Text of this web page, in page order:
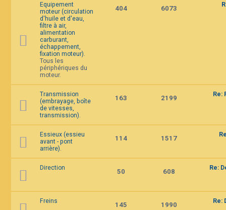
Equipement
moteur (circulation
d'huile et d'eau,
filtre à air,
alimentation
carburant,
échappement,
fixation moteur).
Tous les
périphériques du
moteur.
404 6073
Transmission
(embrayage, boîte
de vitesses,
transmission).
163 2199 Re:
Essieux (essieu
avant - pont
arrière).
114 1517
Direction 50 608 Re:
Freins 145 1990 Re: